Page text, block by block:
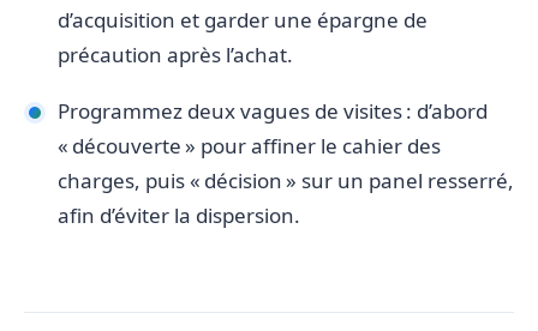
d’acquisition et garder une épargne de
précaution après l’achat.
Programmez deux vagues de visites : d’abord
« découverte » pour affiner le cahier des
charges, puis « décision » sur un panel resserré,
afin d’éviter la dispersion.